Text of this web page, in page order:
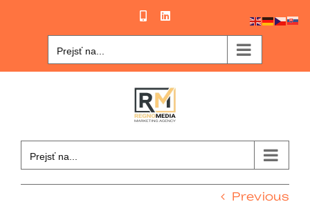
PhoneLinkedIn
Prejsť na...
Prejsť na...
Previous